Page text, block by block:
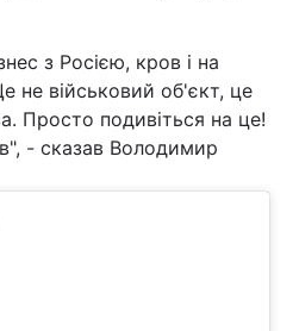
з Росією, кров і на
не військовий об'єкт, це
Просто подивіться на це!
- сказав Володимир